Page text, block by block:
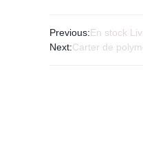
Previous:En stock
Next:Carter de